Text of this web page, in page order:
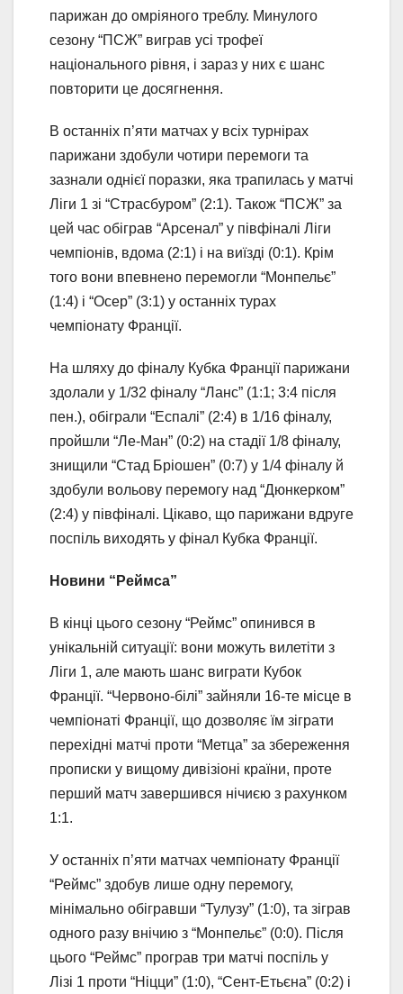
парижан до омріяного треблу. Минулого
сезону “ПСЖ” виграв усі трофеї
національного рівня, і зараз у них є шанс
повторити це досягнення.
В останніх п’яти матчах у всіх турнірах
парижани здобули чотири перемоги та
зазнали однієї поразки, яка трапилась у матчі
Ліги 1 зі “Страсбуром” (2:1). Також “ПСЖ” за
цей час обіграв “Арсенал” у півфіналі Ліги
чемпіонів, вдома (2:1) і на виїзді (0:1). Крім
того вони впевнено перемогли “Монпельє”
(1:4) і “Осер” (3:1) у останніх турах
чемпіонату Франції.
На шляху до фіналу Кубка Франції парижани
здолали у 1/32 фіналу “Ланс” (1:1; 3:4 після
пен.), обіграли “Еспалі” (2:4) в 1/16 фіналу,
пройшли “Ле-Ман” (0:2) на стадії 1/8 фіналу,
знищили “Стад Бріошен” (0:7) у 1/4 фіналу й
здобули вольову перемогу над “Дюнкерком”
(2:4) у півфіналі. Цікаво, що парижани вдруге
поспіль виходять у фінал Кубка Франції.
Новини “Реймса”
В кінці цього сезону “Реймс” опинився в
унікальній ситуації: вони можуть вилетіти з
Ліги 1, але мають шанс виграти Кубок
Франції. “Червоно-білі” зайняли 16-те місце в
чемпіонаті Франції, що дозволяє їм зіграти
перехідні матчі проти “Метца” за збереження
прописки у вищому дивізіоні країни, проте
перший матч завершився нічиєю з рахунком
1:1.
У останніх п’яти матчах чемпіонату Франції
“Реймс” здобув лише одну перемогу,
мінімально обігравши “Тулузу” (1:0), та зіграв
одного разу внічию з “Монпельє” (0:0). Після
цього “Реймс” програв три матчі поспіль у
Лізі 1 проти “Ніцци” (1:0), “Сент-Етьєна” (0:2) і